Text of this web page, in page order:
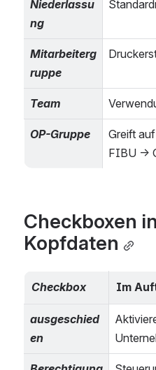
Niederlassu
ng
Mitarbeiterg
ruppe
Team
OP-Gruppe Greift
FIBU →
Checkboxen
Kopfdaten
Checkbox Im
ausgeschied
en